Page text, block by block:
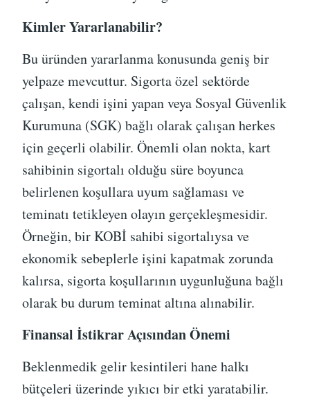
Kimler Yararlanabilir?
Bu üründen yararlanma konusunda geniş bir
yelpaze mevcuttur. Sigorta özel sektörde
çalışan, kendi işini yapan veya Sosyal Güvenlik
Kurumuna (SGK) bağlı olarak çalışan herkes
için geçerli olabilir. Önemli olan nokta, kart
sahibinin sigortalı olduğu süre boyunca
belirlenen koşullara uyum sağlaması ve
teminatı tetikleyen olayın gerçekleşmesidir.
Örneğin, bir KOBİ sahibi sigortalıysa ve
ekonomik sebeplerle işini kapatmak zorunda
kalırsa, sigorta koşullarının uygunluğuna bağlı
olarak bu durum teminat altına alınabilir.
Finansal İstikrar Açısından Önemi
Beklenmedik gelir kesintileri hane halkı
bütçeleri üzerinde yıkıcı bir etki yaratabilir.